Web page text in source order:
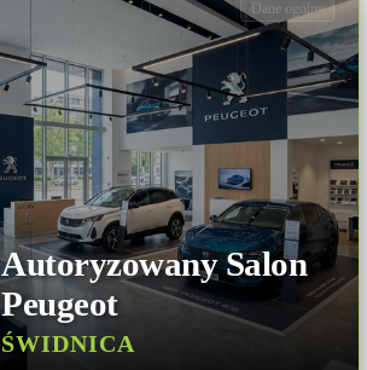
Autoryzowany Salon
Peugeot
ŚWIDNICA
Dane ogólne